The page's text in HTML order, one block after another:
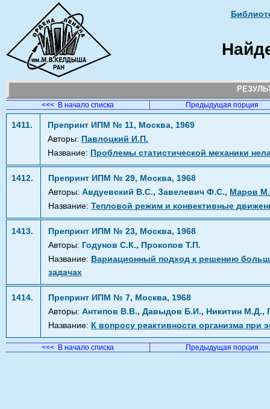
<<< В начало списка Предыдущая порция
1411.
Препринт ИПМ № 11, Москва, 1969
Авторы: Павлоцкий И.П.
Название: Проблемы статистической механики
1412.
Препринт ИПМ № 29, Москва, 1968
Авторы: Авдуевский В.С., Завелевич Ф.С., Маров
Название: Тепловой режим и конвективные
1413.
Препринт ИПМ № 23, Москва, 1968
Авторы: Годунов С.К., Прокопов Т.П.
Название: Вариационный подход к решению
задачах
1414.
Препринт ИПМ № 7, Москва, 1968
Авторы: Антипов В.В., Давыдов Б.И., Никитин М.Д.,
Название: К вопросу реактивности организма при
<<< В начало списка Предыдущая порция